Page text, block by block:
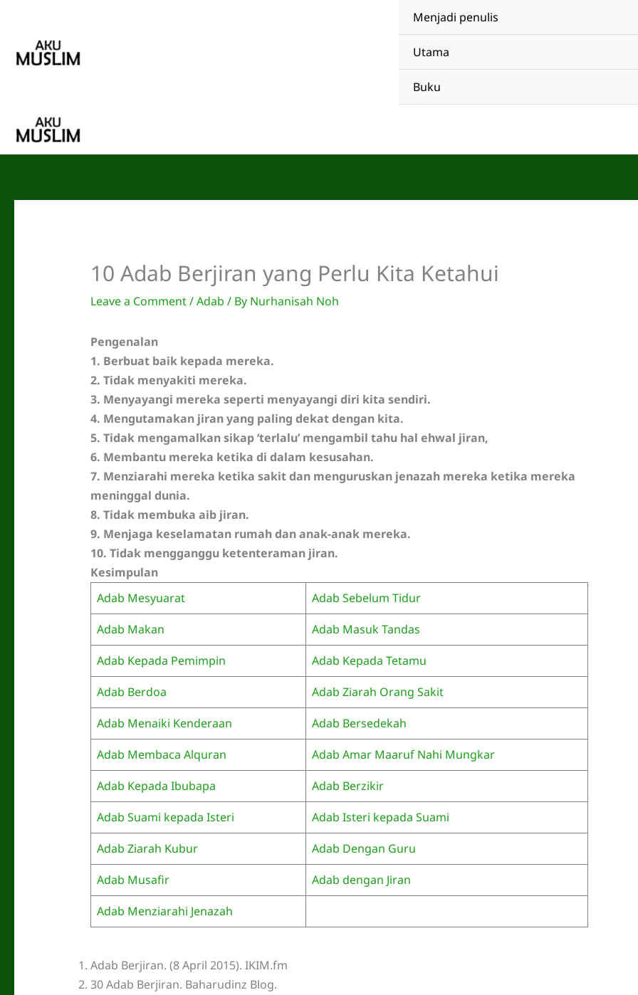
content
Menjadi penulis
Utama
Buku
10 Adab Berjiran yang Perlu Kita Ketahui
Leave a Comment/Adab / By Nurhanisah Noh
Pengenalan
1. Berbuat baik kepada mereka.
2. Tidak menyakiti mereka.
3. Menyayangi mereka seperti menyayangi diri kita sendiri.
4. Mengutamakan jiran yang paling dekat dengan kita.
5. Tidak mengamalkan sikap ‘terlalu’ mengambil tahu hal ehwal jiran,
6. Membantu mereka ketika di dalam kesusahan.
7. Menziarahi mereka ketika sakit dan menguruskan jenazah mereka ketika mereka
meninggal dunia.
8. Tidak membuka aib jiran.
9. Menjaga keselamatan rumah dan anak-anak mereka.
10. Tidak mengganggu ketenteraman jiran.
Kesimpulan
Adab Mesyuarat
Adab Sebelum Tidur
Adab Makan
Adab Masuk Tandas
Adab Kepada Pemimpin
Adab Kepada Tetamu
Adab Berdoa
Adab Ziarah Orang Sakit
Adab Menaiki Kenderaan
Adab Bersedekah
Adab Membaca Alquran
Adab Amar Maaruf Nahi Mungkar
Adab Kepada Ibubapa
Adab Berzikir
Adab Suami kepada Isteri
Adab Isteri kepada Suami
Adab Ziarah Kubur
Adab Dengan Guru
Adab Musafir
Adab dengan Jiran
Adab Menziarahi Jenazah
Adab Berjiran. (8 April 2015). IKIM.fm
30 Adab Berjiran. Baharudinz Blog.